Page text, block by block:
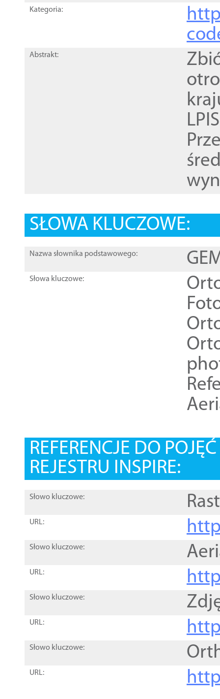
Kategoria:
Abstrakt:
SŁOWA KLUCZOWE:
Nazwa słownika podstawowego:
Słowa kluczowe:
REFERENCJE DO
REJESTRU INSPIRE:
Słowo kluczowe:
URL:
Słowo kluczowe:
URL:
Słowo kluczowe:
URL:
Słowo kluczowe:
URL: